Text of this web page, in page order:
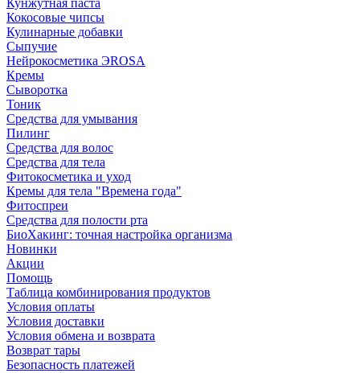
Кунжутная паста
Кокосовые чипсы
Кулинарные добавки
Сыпучие
Нейрокосметика ЭROSA
Кремы
Сыворотка
Тоник
Средства для умывания
Пилинг
Средства для волос
Средства для тела
Фитокосметика и уход
Кремы для тела "Времена года"
Фитоспреи
Средства для полости рта
БиоХакинг: точная настройка организма
Новинки
Акции
Помощь
Таблица комбинирования продуктов
Условия оплаты
Условия доставки
Условия обмена и возврата
Возврат тары
Безопасность платежей